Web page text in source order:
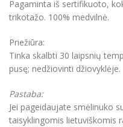
Pagaminta iš sertifikuoto,
trikotažo. 100% medvilnė.
Priežiūra:
Tinka skalbti 30 laipsnių
pusę; nedžiovinti džiovyklėje.
Pastaba:
Jei pageidaujate smėlinuko
taisyklingomis lietuviškomis